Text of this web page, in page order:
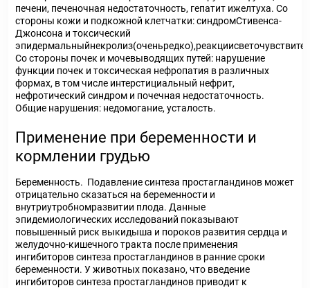
печени, печеночная недостаточность, гепатит ижелтуха. Со
стороны кожи и подкожной клетчатки: синдромСтивенса-
Джонсона и токсический
Со стороны почек и мочевыводящих путей: нарушение
функции почек и токсическая нефропатия в различных
формах, в том числе интерстициальный нефрит,
нефротический синдром и почечная недостаточность.
Общие нарушения: недомогание, усталость.
Применение при беременности и
кормлении грудью
Беременность. Подавление синтеза простагландинов может
отрицательно сказаться на беременности и
внутриутробномразвитии плода. Данные
эпидемиологических исследований показывают
повышенный риск выкидыша и пороков развития сердца и
желудочно-кишечного тракта после применения
ингибиторов синтеза простагландинов в ранние сроки
беременности. У животных показано, что введение
ингибиторов синтеза простагландинов приводит к